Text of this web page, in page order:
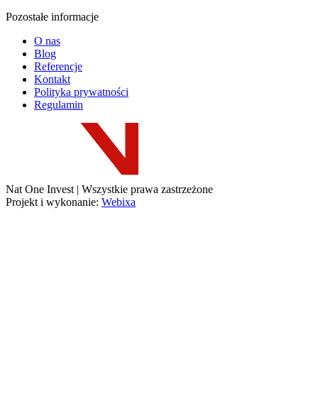
Pozostałe informacje
O nas
Blog
Referencje
Kontakt
Polityka prywatności
Regulamin
Nat One Invest | Wszystkie prawa zastrzeżone
Projekt i wykonanie: Webixa